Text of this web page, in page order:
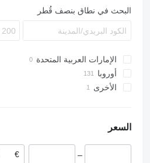
P380
P400
P410
P450
البحث في نطاق بنصف قُطر
الإمارات العربية المتحدة
أوروبا
بولندا
بريطانيا
بلجيكا
الأخرى
السعر
–